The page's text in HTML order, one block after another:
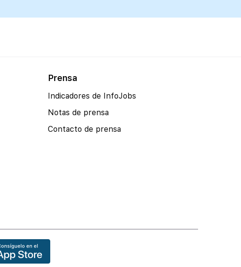
para que puedas gestionar tu
Prensa
Indicadores de InfoJobs
Notas de prensa
Contacto de prensa